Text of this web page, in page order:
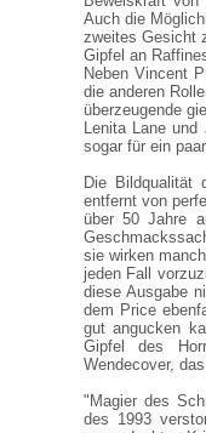
Auch die
zweites Gesicht
Gipfel an
Neben Vincent
die anderen
überzeugende
Lenita Lane
sogar für ein
Die
entfernt von
über 50 Jahre
sie wirken
jeden Fall
diese Ausgabe
dem Price
gut angucken
Gipfel des
Wendecover,
"Magier des
des 1993